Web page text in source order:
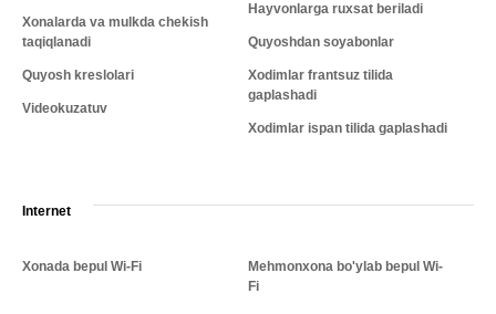
Xonalarda va mulkda chekish
taqiqlanadi
Quyosh kreslolari
Videokuzatuv
Hayvonlarga ruxsat beriladi
Quyoshdan soyabonlar
Xodimlar frantsuz tilida
gaplashadi
Xodimlar ispan tilida gaplashadi
Internet
Xonada bepul Wi-Fi
Mehmonxona bo'ylab bepul Wi-
Fi